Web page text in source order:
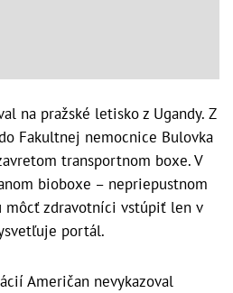
na pražské letisko z Ugandy. Z
Fakultnej nemocnice Bulovka
transportnom boxe. V
bioboxe – nepriepustnom
môcť zdravotníci vstúpiť len v
portál.
Američan nevykazoval